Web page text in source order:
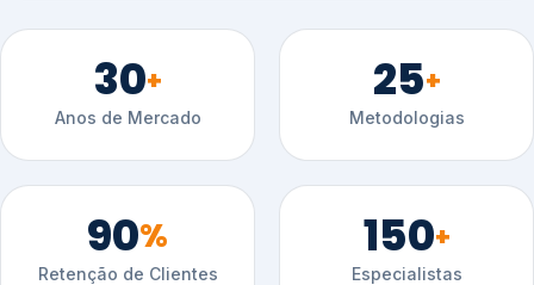
30+
Anos de Mercado
25+
Metodologias
90%
Retenção de Clientes
150+
Especialistas